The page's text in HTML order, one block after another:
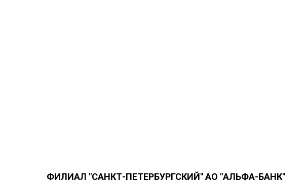
ФИЛИАЛ "САНКТ-ПЕТЕРБУРГСКИЙ" АО "АЛЬФА-БАНК"